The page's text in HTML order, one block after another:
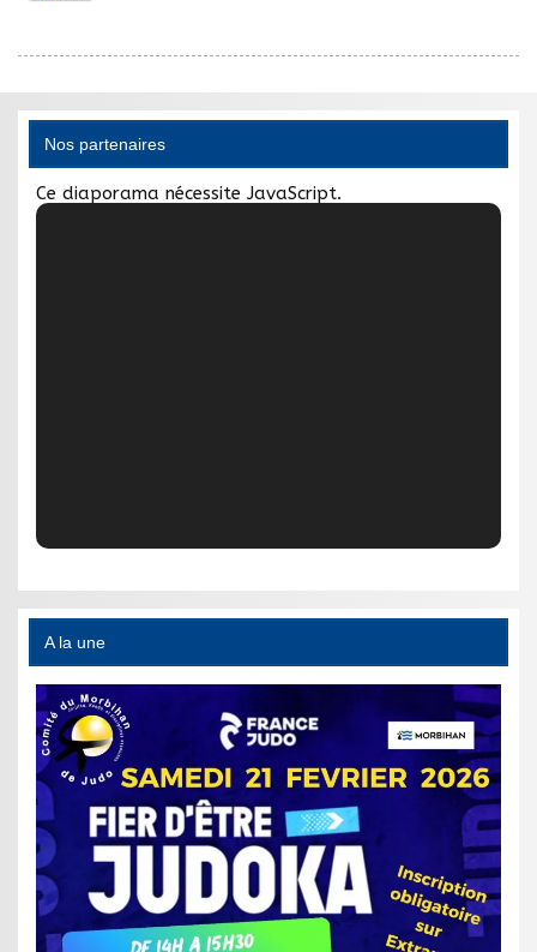
Nos partenaires
Ce diaporama nécessite JavaScript.
A la une